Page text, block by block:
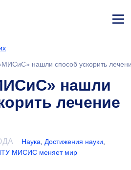
ине
нашли способ ускорить
нашли
лечение
Наука Достижения науки
МИСИС меняет мир